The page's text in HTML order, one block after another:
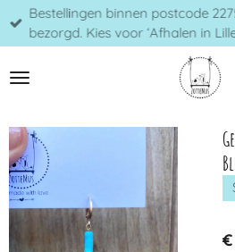
Ga
direct
de
Bestellingen binnen postcode
bezorgd. Kies voor ‘Afhalen in